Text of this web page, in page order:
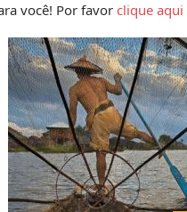
você! Por favor clique aqui